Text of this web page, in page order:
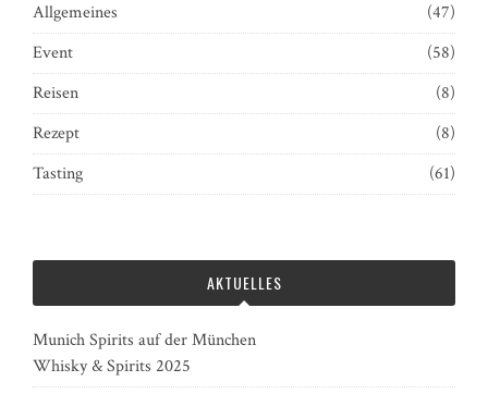
Allgemeines
(47)
Event
(58)
Reisen
(8)
Rezept
(8)
Tasting
(61)
AKTUELLES
Munich Spirits auf der München
Whisky & Spirits 2025